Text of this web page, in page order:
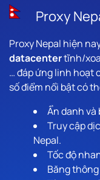
Proxy
Proxy Nepal hiện
datacentertĩnh/
… đáp ứng linh hoạt
số điểm nổi bật có
Ẩn danh và
Truy cập
Nepal.
Tốc độ
Băng